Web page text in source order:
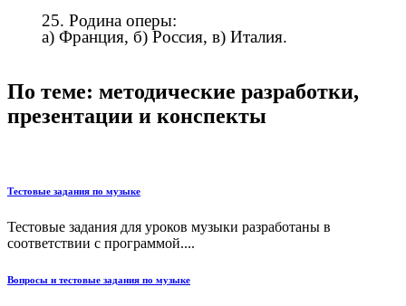
25. Родина оперы:
а) Франция, б) Россия, в) Италия.
По теме: методические разработки,
презентации и конспекты
Тестовые задания по музыке
Тестовые задания для уроков музыки разработаны в
соответствии с программой....
Вопросы и тестовые задания по музыке